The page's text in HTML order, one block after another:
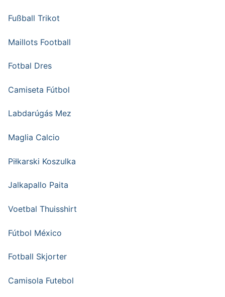
Fußball Trikot
Maillots Football
Fotbal Dres
Camiseta Fútbol
Labdarúgás Mez
Maglia Calcio
Piłkarski Koszulka
Jalkapallo Paita
Voetbal Thuisshirt
Fútbol México
Fotball Skjorter
Camisola Futebol